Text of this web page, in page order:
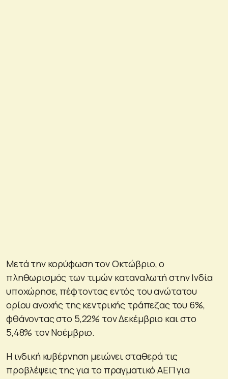
Μετά την κορύφωση τον Οκτώβριο, ο
πληθωρισμός των τιμών καταναλωτή στην Ινδία
υποχώρησε, πέφτοντας εντός του ανώτατου
ορίου ανοχής της κεντρικής τράπεζας του 6%,
φθάνοντας στο 5,22% τον Δεκέμβριο και στο
5,48% τον Νοέμβριο.
Η ινδική κυβέρνηση μειώνει σταθερά τις
προβλέψεις της για το πραγματικό ΑΕΠ για